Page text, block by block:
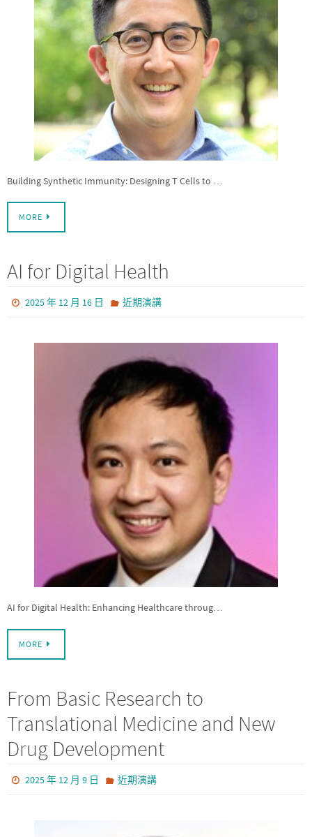
Building Synthetic Immunity: Designing T Cells to …
MORE
AI for Digital Health
2025 年 12 月 16 日 近期演講
AI for Digital Health: Enhancing Healthcare throug…
MORE
From Basic Research to
Translational Medicine and New
Drug Development
2025 年 12 月 9 日 近期演講